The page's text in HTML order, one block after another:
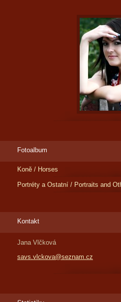
Fotoalbum
Koně / Horses
Portréty a Ostatní / Portraits and
Kontakt
Jana Vlčková
savs.vlckova@seznam.cz